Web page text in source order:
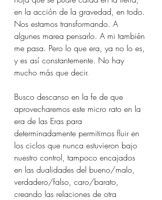
en la acción de la gravedad, en todo.
Nos estamos transformando. A
algunes marea pensarlo. A mi también
me pasa. Pero lo que era, ya no lo es,
y es así constantemente. No hay
mucho más que decir.
Busco descanso en la fe de que
aprovecharemos este micro rato en la
era de las Eras para
determinadamente permitirnos fluir en
los ciclos que nunca estuvieron bajo
nuestro control, tampoco encajados
en las dualidades del bueno/malo,
verdadero/falso, caro/barato,
creando las relaciones de otra